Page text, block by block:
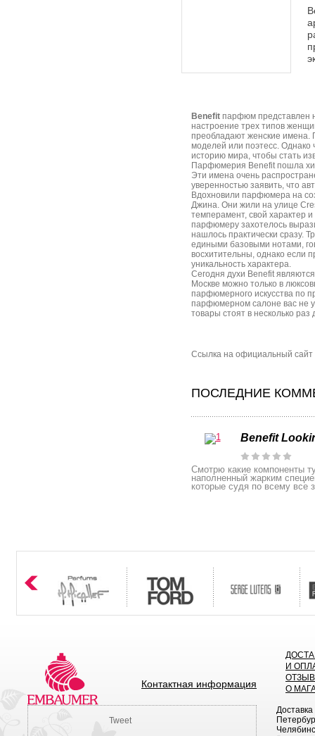
Benefit парфюм представлен
настроение трех типов
преобладают женские имена.
моделей или поэтесс.
историю мира, чтобы стать
Парфюмерия Benefit пошла
Эти имена очень
уверенностью заявить, что
Вдохновили парфюмера на
Джина. Они жили на улице
темперамент, свой характер
парфюмеру захотелось
нашлось практически сразу.
едиными базовыми нотами,
восхитительны, однако если
уникальность характера.
Сегодня духи Benefit
Москве можно только в
парфюмерного искусства по
парфюмерном салоне вас не
товары стоят в несколько раз
Сcылка на официальный сайт
ПОСЛЕДНИЕ
Benefit
Смотрю какие компоненты
наполненный жарким
которые судя по всему все
Контактная информация
И
О
Tweet